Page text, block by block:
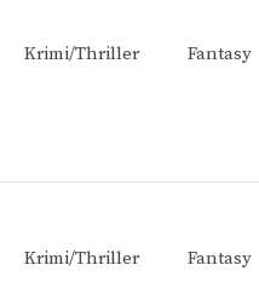
Krimi/Thriller Fantasy
Krimi/Thriller Fantasy